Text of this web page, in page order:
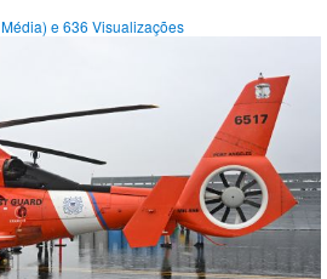
Média) e636 Visualizações